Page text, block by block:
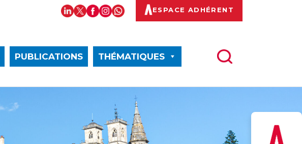
ESPACE ADHÉRENT
PUBLICATIONS THÉMATIQUES